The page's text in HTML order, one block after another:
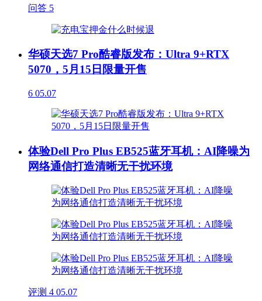
问答 5
华硕天选7 Pro酷睿版发布：Ultra 9+RTX
5070，5月15日限量开售
6 05.07
体验Dell Pro Plus EB525蓝牙耳机：AI降噪为
网络通信打造清晰无干扰环境
评测 4 05.07